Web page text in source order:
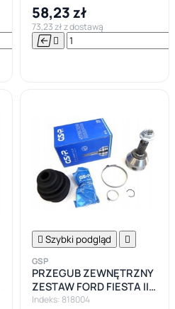


58,23 zł
73,23 zł z dostawą
 
 Szybki podgląd 
GSP
PRZEGUB ZEWNĘTRZNY
ZESTAW FORD FIESTA III
IV PUMA
Indeks: 818004